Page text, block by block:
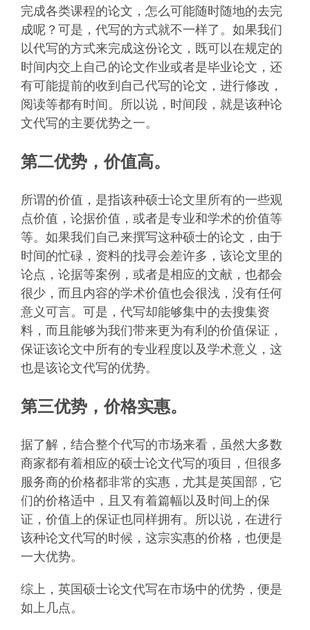
完成各类课程的论文，怎么可能随时随地的去完
成呢？可是，代写的方式就不一样了。如果我们
以代写的方式来完成这份论文，既可以在规定的
时间内交上自己的论文作业或者是毕业论文，还
有可能提前的收到自己代写的论文，进行修改，
阅读等都有时间。所以说，时间段，就是该种论
文代写的主要优势之一。
第二优势，价值高。
所谓的价值，是指该种硕士论文里所有的一些观
点价值，论据价值，或者是专业和学术的价值等
等。如果我们自己来撰写这种硕士的论文，由于
时间的忙碌，资料的找寻会差许多，该论文里的
论点，论据等案例，或者是相应的文献，也都会
很少，而且内容的学术价值也会很浅，没有任何
意义可言。可是，代写却能够集中的去搜集资
料，而且能够为我们带来更为有利的价值保证，
保证该论文中所有的专业程度以及学术意义，这
也是该论文代写的优势。
第三优势，价格实惠。
据了解，结合整个代写的市场来看，虽然大多数
商家都有着相应的硕士论文代写的项目，但很多
服务商的价格都非常的实惠，尤其是英国部，它
们的价格适中，且又有着篇幅以及时间上的保
证，价值上的保证也同样拥有。所以说，在进行
该种论文代写的时候，这宗实惠的价格，也便是
一大优势。
综上，英国硕士论文代写在市场中的优势，便是
如上几点。